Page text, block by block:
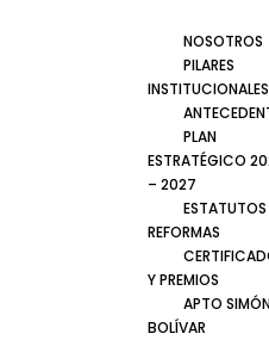
NOSOTROS
PILARES
INSTITUCIONALES
PLAN
ESTRATÉGICO
– 2027
ESTATUTOS
REFORMAS
Y PREMIOS
APTO
BOLÍVAR